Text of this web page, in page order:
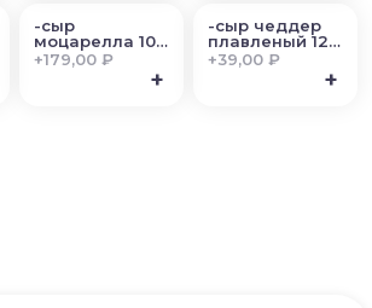
-сыр
моцарелла 100
гр
+179,00 ₽
+
-сыр чеддер
плавленый 12
гр
+39,00 ₽
+